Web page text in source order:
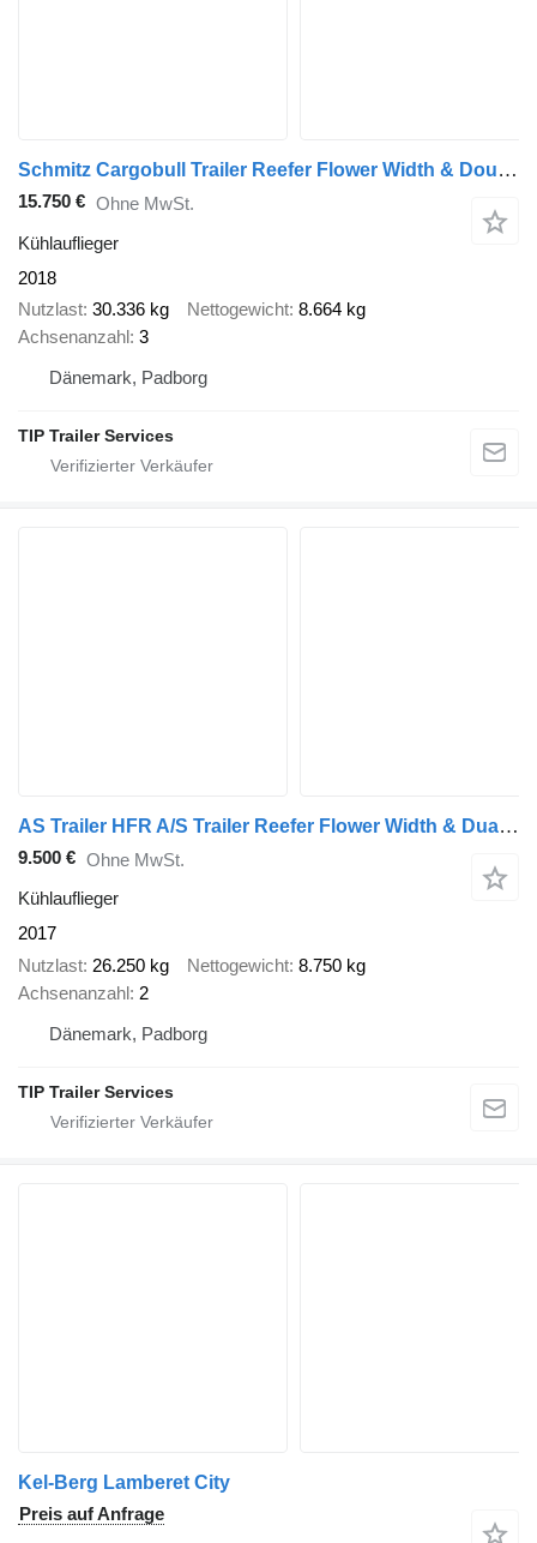
Schmitz Cargobull Trailer Reefer Flower Width & Double Stock Straight
15.750 € Ohne MwSt.
Kühlauflieger
2018
Nutzlast 30.336 kg Nettogewicht 8.664 kg
Achsenanzahl 3
Dänemark, Padborg
TIP Trailer Services
AS Trailer HFR A/S Trailer Reefer Flower Width & Dual Temp & Double Stock
9.500 € Ohne MwSt.
Kühlauflieger
2017
Nutzlast 26.250 kg Nettogewicht 8.750 kg
Achsenanzahl 2
Dänemark, Padborg
TIP Trailer Services
Kel-Berg Lamberet City
Preis auf Anfrage